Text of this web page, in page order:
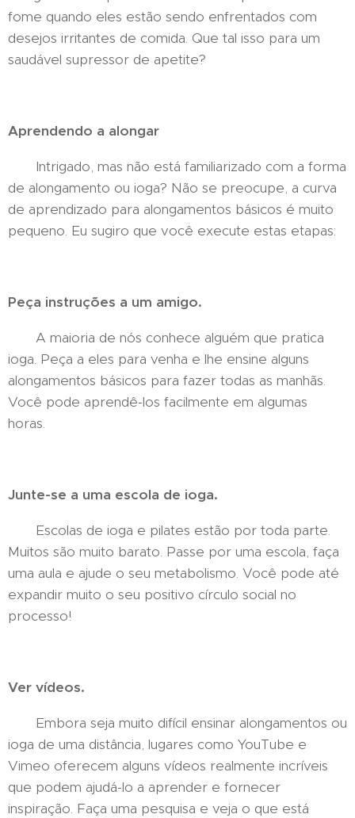
fome quando eles estão sendo enfrentados com
desejos irritantes de comida. Que tal isso para um
saudável supressor de apetite?
Aprendendo a alongar
Intrigado, mas não está familiarizado com a forma
de alongamento ou ioga? Não se preocupe, a curva
de aprendizado para alongamentos básicos é muito
pequeno. Eu sugiro que você execute estas etapas:
Peça instruções a um amigo.
A maioria de nós conhece alguém que pratica
ioga. Peça a eles para venha e lhe ensine alguns
alongamentos básicos para fazer todas as manhãs.
Você pode aprendê-los facilmente em algumas
horas.
Junte-se a uma escola de ioga.
Escolas de ioga e pilates estão por toda parte.
Muitos são muito barato. Passe por uma escola, faça
uma aula e ajude o seu metabolismo. Você pode até
expandir muito o seu positivo círculo social no
processo!
Ver vídeos.
Embora seja muito difícil ensinar alongamentos ou
ioga de uma distância, lugares como YouTube e
Vimeo oferecem alguns vídeos realmente incríveis
que podem ajudá-lo a aprender e fornecer
inspiração. Faça uma pesquisa e veja o que está